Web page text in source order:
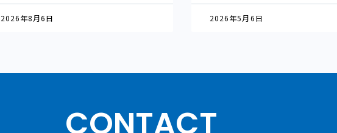
2026年8月6日 2026年5月6日
CONTACT